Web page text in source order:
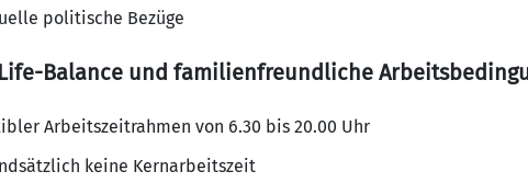
politische Bezüge
Balance und familienfreundliche
Arbeitszeitrahmen von 6.30 bis 20.00 Uhr
keine Kernarbeitszeit